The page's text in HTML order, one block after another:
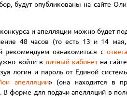
будут опубликованы на сайте
и апелляции можно будет
48 часов (то есть 13 и 14
рекомендуем ознакомиться с
войти в личный кабинетна
логин и пароль от Единой
апелляции» (она находится в
форме для подачи апелляций в